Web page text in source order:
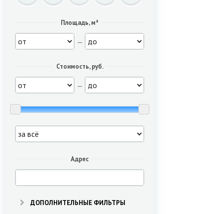
Площадь, м²
—
Стоимость, руб.
—
Адрес
ДОПОЛНИТЕЛЬНЫЕ ФИЛЬТРЫ